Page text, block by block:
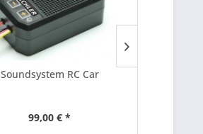
Soundsystem RC Car
99,00 € *